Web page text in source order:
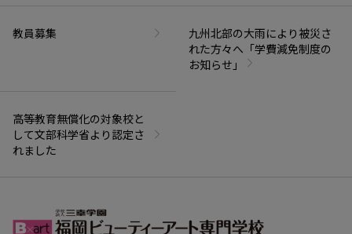
教員募集
九州北部の大雨により被災さ
れた方々へ「学費減免制度の
お知らせ」
高等教育無償化の対象校と
して文部科学省より認定さ
れました